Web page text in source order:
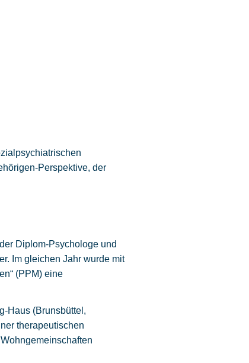
Perspektive, der
Diplom-Psychologe und
Im gleichen Jahr wurde mit
(PPM) eine
Haus (Brunsbüttel,
therapeutischen